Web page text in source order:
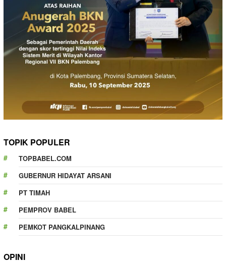
TOPIK POPULER
TOPBABEL.COM
GUBERNUR HIDAYAT ARSANI
PT TIMAH
PEMPROV BABEL
PEMKOT PANGKALPINANG
OPINI